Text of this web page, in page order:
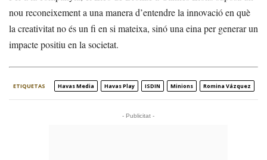
nou reconeixement a una manera d’entendre la innovació en què
la creativitat no és un fi en si mateixa, sinó una eina per generar un
impacte positiu en la societat.
ETIQUETAS Havas Media Havas Play ISDIN Minions Romina Vázquez
- Publicitat -